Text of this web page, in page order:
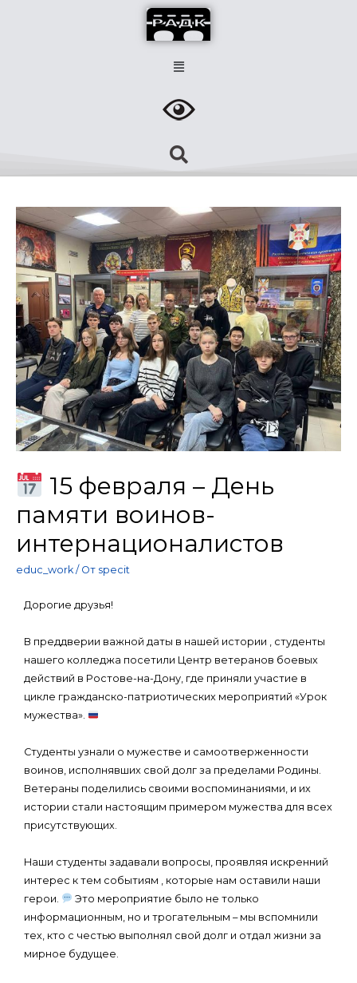
15 февраля – День
памяти воинов-
интернационалистов
educ_work/ От specit
Дорогие друзья!
В преддверии важной даты в нашей истории , студенты
нашего колледжа посетили Центр ветеранов боевых
действий в Ростове-на-Дону, где приняли участие в
цикле гражданско-патриотических мероприятий «Урок
мужества».
Студенты узнали о мужестве и самоотверженности
воинов, исполнявших свой долг за пределами Родины.
Ветераны поделились своими воспоминаниями, и их
истории стали настоящим примером мужества для всех
присутствующих.
Наши студенты задавали вопросы, проявляя искренний
интерес к тем событиям , которые нам оставили наши
герои.
Это мероприятие было не только
информационным, но и трогательным – мы вспомнили
тех, кто с честью выполнял свой долг и отдал жизни за
мирное будущее.